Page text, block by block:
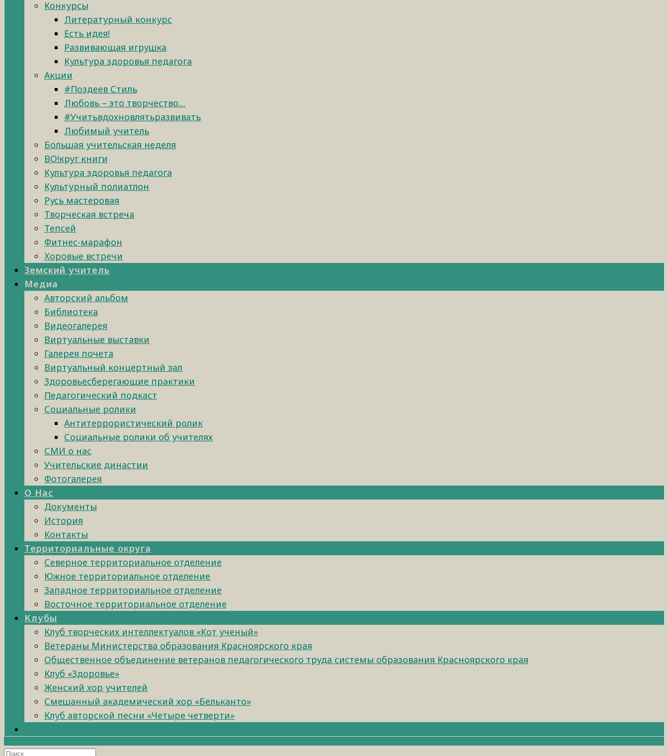
Конкурсы
Литературный конкурс
Есть идея!
Развивающая игрушка
Культура здоровья педагога
Акции
#Поздеев Стиль
Любовь – это творчество…
#Учитьвдохновлятьразвивать
Любимый учитель
Большая учительская неделя
ВО!круг книги
Культура здоровья педагога
Культурный полиатлон
Русь мастеровая
Творческая встреча
Тепсей
Фитнес-марафон
Хоровые встречи
Земский учитель
Медиа
Авторский альбом
Библиотека
Видеогалерея
Виртуальные выставки
Галерея почета
Виртуальный концертный зал
Здоровьесберегающие практики
Педагогический подкаст
Социальные ролики
Антитеррористический ролик
Социальные ролики об учителях
СМИ о нас
Учительские династии
Фотогалерея
О Нас
Документы
История
Контакты
Территориальные округа
Северное территориальное отделение
Южное территориальное отделение
Западное территориальное отделение
Восточное территориальное отделение
Клубы
Клуб творческих интеллектуалов «Кот ученый»
Ветераны Министерства образования Красноярского края
Общественное объединение ветеранов педагогического труда системы образования Красноярского края
Клуб «Здоровье»
Женский хор учителей
Смешанный академический хор «Бельканто»
Клуб авторской песни «Четыре четверти»